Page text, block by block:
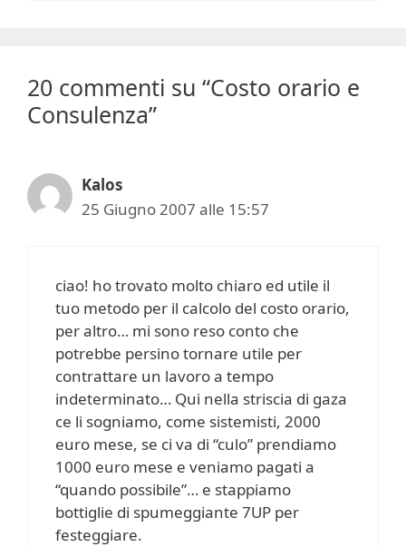
20 commenti su “Costo orario e
Consulenza”
Kalos
25 Giugno 2007 alle 15:57
ciao! ho trovato molto chiaro ed utile il
tuo metodo per il calcolo del costo orario,
per altro… mi sono reso conto che
potrebbe persino tornare utile per
contrattare un lavoro a tempo
indeterminato… Qui nella striscia di gaza
ce li sogniamo, come sistemisti, 2000
euro mese, se ci va di “culo” prendiamo
1000 euro mese e veniamo pagati a
“quando possibile”… e stappiamo
bottiglie di spumeggiante 7UP per
festeggiare.